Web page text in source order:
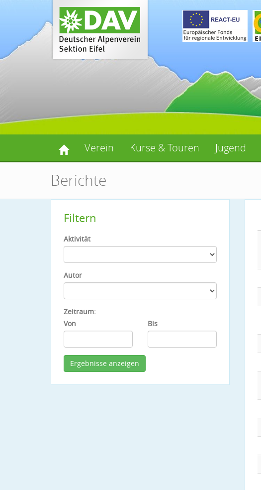
Verein Kurse & Touren Jugend
Berichte
Filtern
Aktivität
Autor
Zeitraum:
Von
Bis